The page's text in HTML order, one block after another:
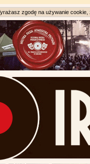
zgodę na używanie